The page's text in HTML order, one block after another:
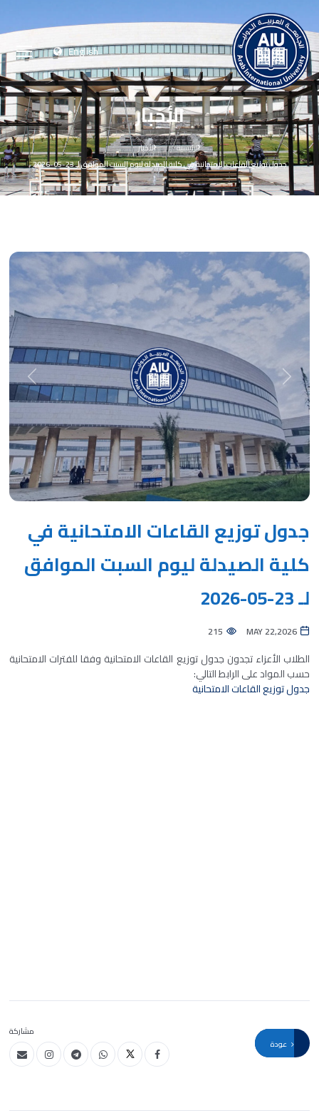
English
الأخبار
الرئيسية
الأخبار
جدول توزيع القاعات الامتحانية في كلية الصيدلة ليوم السبت الموافق لـ 23-05-2026
Previous
Next
جدول توزيع القاعات الامتحانية في
كلية الصيدلة ليوم السبت الموافق
لـ 23-05-2026
MAY 22,2026
215
الطلاب الأعزاء تجدون جدول توزيع القاعات الامتحانية وفقا للفترات الامتحانية
حسب المواد على الرابط التالي:
جدول توزيع القاعات الامتحانية
مشاركة